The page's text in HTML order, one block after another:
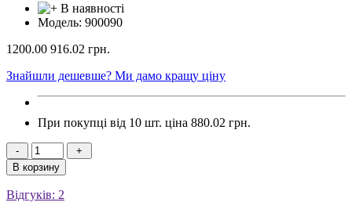
В наявності
Модель: 900090
1200.00 916.02 грн.
Знайшли дешевше? Ми дамо кращу ціну
При покупці від 10 шт. ціна 880.02 грн.
-
+
В корзину
Відгуків: 2